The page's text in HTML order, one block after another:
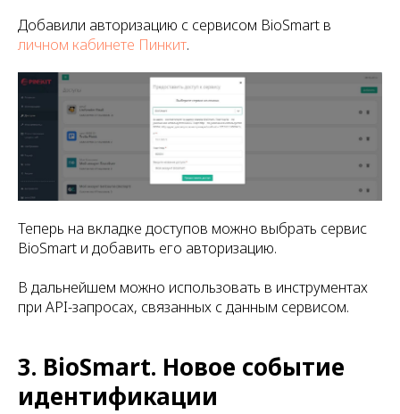
Добавили авторизацию с сервисом BioSmart в
личном кабинете Пинкит.
Теперь на вкладке доступов можно выбрать сервис
BioSmart и добавить его авторизацию.
В дальнейшем можно использовать в инструментах
при API-запросах, связанных с данным сервисом.
3. BioSmart. Новое событие
идентификации